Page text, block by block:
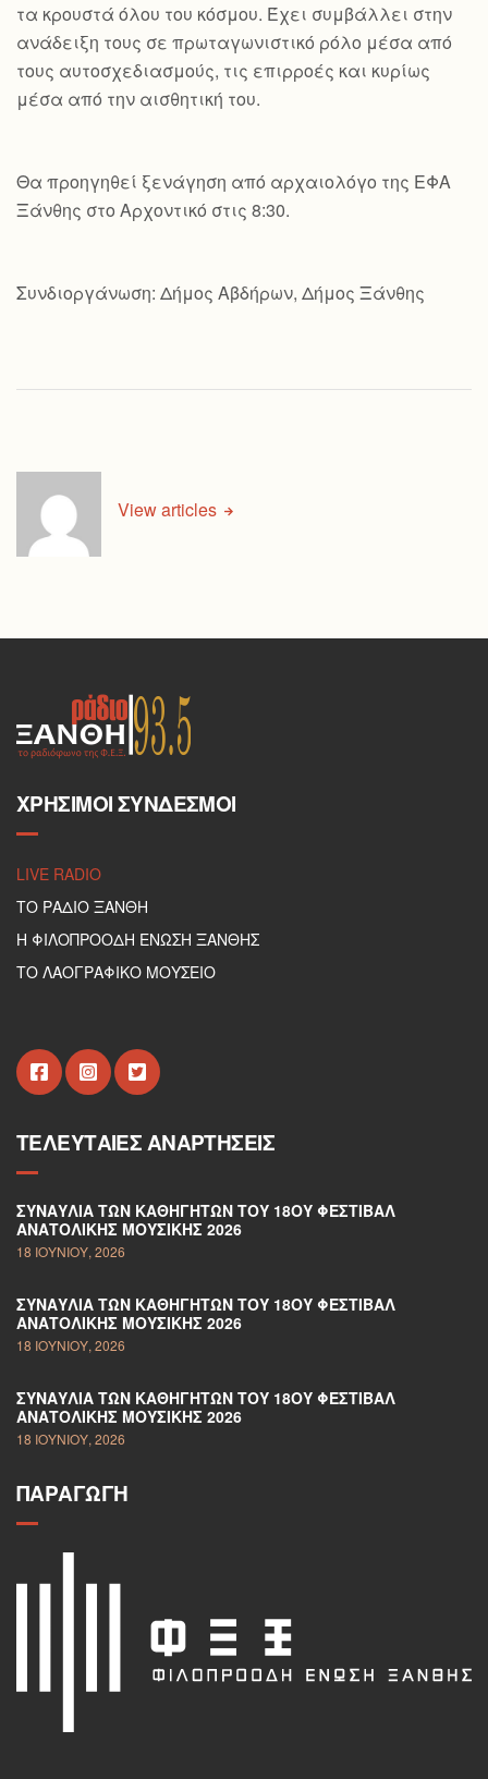
τα κρουστά όλου του κόσμου. Έχει συμβάλλει στην
ανάδειξη τους σε πρωταγωνιστικό ρόλο μέσα από
τους αυτοσχεδιασμούς, τις επιρροές και κυρίως
μέσα από την αισθητική του.
Θα προηγηθεί ξενάγηση από αρχαιολόγο της ΕΦΑ
Ξάνθης στο Αρχοντικό στις 8:30.
Συνδιοργάνωση: Δήμος Αβδήρων, Δήμος Ξάνθης
View articles
ΧΡΉΣΙΜΟΙ ΣΎΝΔΕΣΜΟΙ
LIVE RADIO
ΤΟ ΡΑΔΙΟ ΞΑΝΘΗ
Η ΦΙΛΟΠΡΟΟΔΗ ΕΝΩΣΗ ΞΑΝΘΗΣ
ΤΟ ΛΑΟΓΡΑΦΙΚΟ ΜΟΥΣΕΙΟ
ΤΕΛΕΥΤΑΊΕΣ ΑΝΑΡΤΉΣΕΙΣ
ΣΥΝΑΥΛΊΑ ΤΩΝ ΚΑΘΗΓΗΤΏΝ ΤΟΥ 18ΟΥ ΦΕΣΤΙΒΆΛ
ΑΝΑΤΟΛΙΚΉΣ ΜΟΥΣΙΚΉΣ 2026
18 ΙΟΥΝΊΟΥ, 2026
ΣΥΝΑΥΛΊΑ ΤΩΝ ΚΑΘΗΓΗΤΏΝ ΤΟΥ 18ΟΥ ΦΕΣΤΙΒΆΛ
ΑΝΑΤΟΛΙΚΉΣ ΜΟΥΣΙΚΉΣ 2026
18 ΙΟΥΝΊΟΥ, 2026
ΣΥΝΑΥΛΊΑ ΤΩΝ ΚΑΘΗΓΗΤΏΝ ΤΟΥ 18ΟΥ ΦΕΣΤΙΒΆΛ
ΑΝΑΤΟΛΙΚΉΣ ΜΟΥΣΙΚΉΣ 2026
18 ΙΟΥΝΊΟΥ, 2026
ΠΑΡΑΓΩΓΉ